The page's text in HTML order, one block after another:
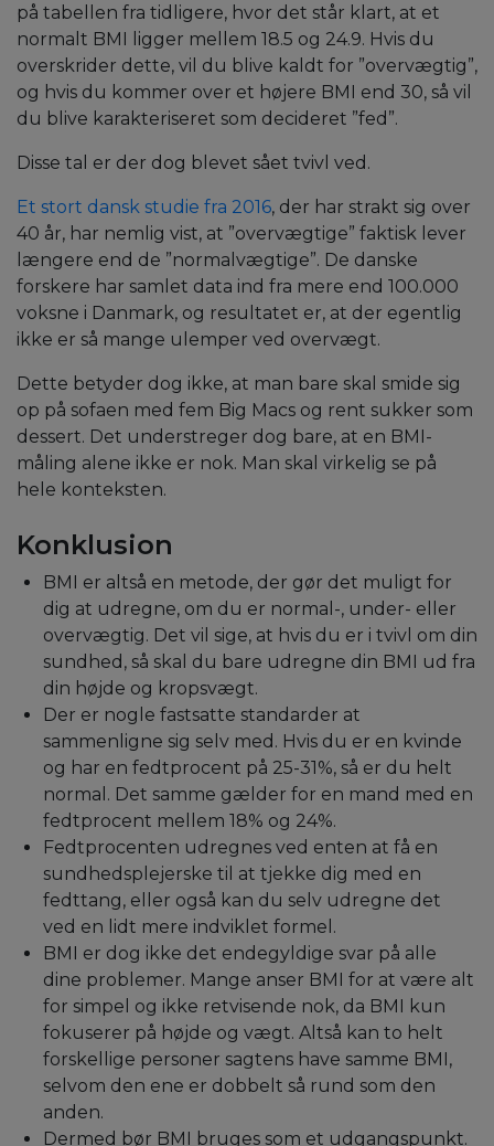
på tabellen fra tidligere, hvor det står klart, at et
normalt BMI ligger mellem 18.5 og 24.9. Hvis du
overskrider dette, vil du blive kaldt for ”overvægtig”,
og hvis du kommer over et højere BMI end 30, så vil
du blive karakteriseret som decideret ”fed”.
Disse tal er der dog blevet sået tvivl ved.
Et stort dansk studie fra 2016, der har strakt sig over
40 år, har nemlig vist, at ”overvægtige” faktisk lever
længere end de ”normalvægtige”. De danske
forskere har samlet data ind fra mere end 100.000
voksne i Danmark, og resultatet er, at der egentlig
ikke er så mange ulemper ved overvægt.
Dette betyder dog ikke, at man bare skal smide sig
op på sofaen med fem Big Macs og rent sukker som
dessert. Det understreger dog bare, at en BMI-
måling alene ikke er nok. Man skal virkelig se på
hele konteksten.
Konklusion
BMI er altså en metode, der gør det muligt for
dig at udregne, om du er normal-, under- eller
overvægtig. Det vil sige, at hvis du er i tvivl om din
sundhed, så skal du bare udregne din BMI ud fra
din højde og kropsvægt.
Der er nogle fastsatte standarder at
sammenligne sig selv med. Hvis du er en kvinde
og har en fedtprocent på 25-31%, så er du helt
normal. Det samme gælder for en mand med en
fedtprocent mellem 18% og 24%.
Fedtprocenten udregnes ved enten at få en
sundhedsplejerske til at tjekke dig med en
fedttang, eller også kan du selv udregne det
ved en lidt mere indviklet formel.
BMI er dog ikke det endegyldige svar på alle
dine problemer. Mange anser BMI for at være alt
for simpel og ikke retvisende nok, da BMI kun
fokuserer på højde og vægt. Altså kan to helt
forskellige personer sagtens have samme BMI,
selvom den ene er dobbelt så rund som den
anden.
Dermed bør BMI bruges som et udgangspunkt.